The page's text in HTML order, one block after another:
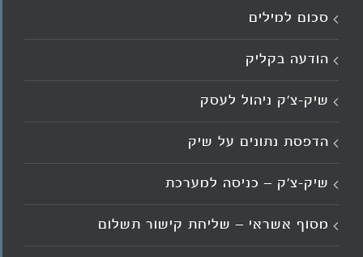
סכום למילים
הודעה בקליק
שיק-צ'ק ניהול לעסק
הדפסת נתונים על שיק
שיק-צ'ק – כניסה למערכת
מסוף אשראי – שליחת קישור תשלום